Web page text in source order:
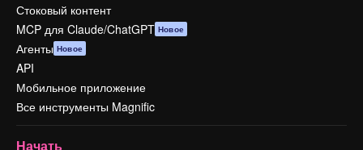
Стоковый контент
MCP для Claude/ChatGPT Новое
Агенты Новое
API
Мобильное приложение
Все инструменты Magnific
Начать